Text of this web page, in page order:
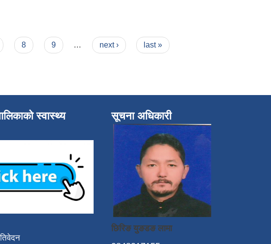
8 9 … next › last »
स्वास्थ्य
सूचना अधिकारी
छिरिङ युङडङ लामा